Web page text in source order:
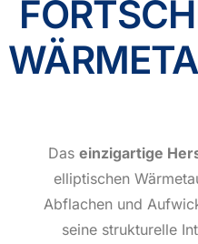
Das einzigartige
elliptischen
Abflachen und
seine strukturelle